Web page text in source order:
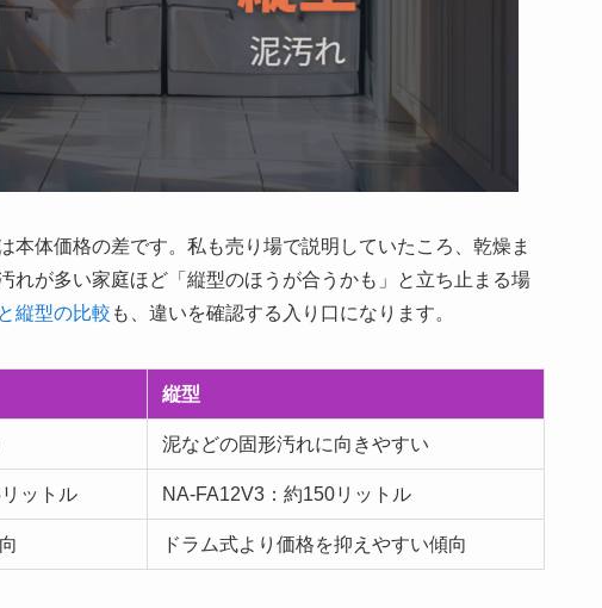
本体価格の差です。私も売り場で説明していたころ、乾燥ま
れが多い家庭ほど「縦型のほうが合うかも」と立ち止まる場
縦型の比較 も、違いを確認する入り口になります。
縦型
泥などの固形汚れに向きやすい
ットル NA-FA12V3：約150リットル
ドラム式より価格を抑えやすい傾向